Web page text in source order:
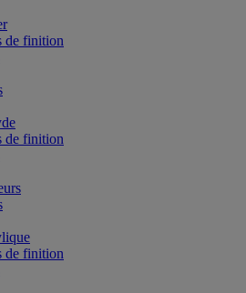
de finition
de finition
de finition